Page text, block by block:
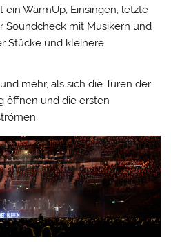
ein WarmUp, Einsingen, letzte
Soundcheck mit Musikern und
Stücke und kleinere
mehr, als sich die Türen der
öffnen und die ersten